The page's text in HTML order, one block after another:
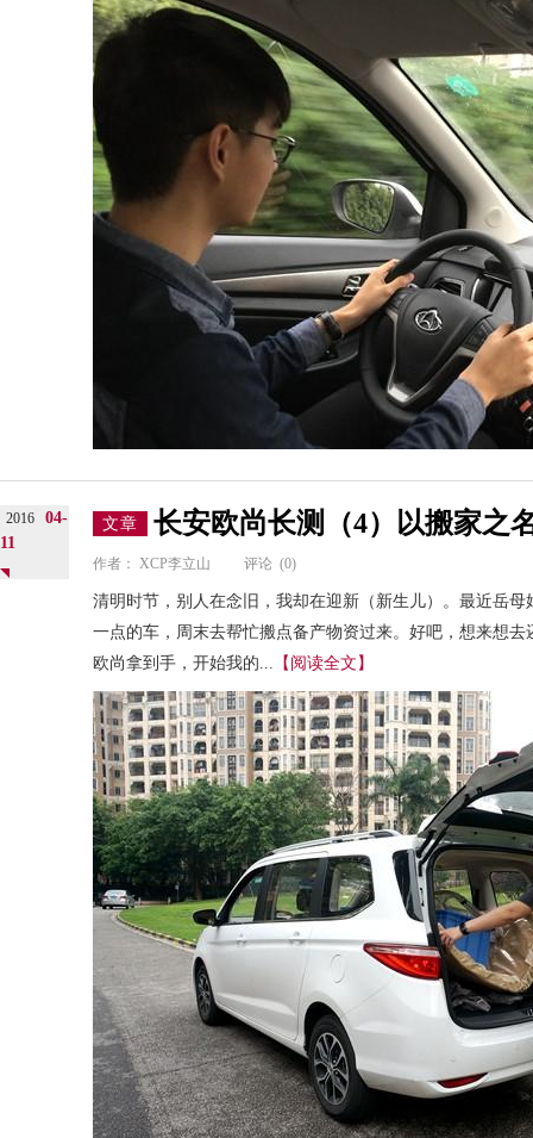
2016
04-
11
文章 长安欧尚长测（4）以搬家之
作者： XCP李立山 评论 (0)
清明时节，别人在念旧，我却在迎新（新生儿）。最近岳
一点的车，周末去帮忙搬点备产物资过来。好吧，想来想
欧尚拿到手，开始我的... 【阅读全文】